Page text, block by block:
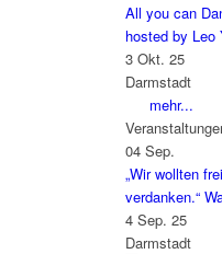
All you can
hosted by Leo
3 Okt. 25
Darmstadt
mehr...
04 Sep.
„Wir wollten
verdanken.“
4 Sep. 25
Darmstadt